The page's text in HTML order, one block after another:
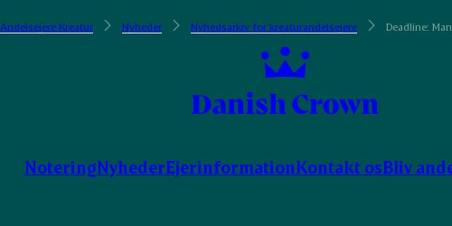
Andelsejere Kreatur Nyheder Nyhedsarkiv for kreaturandelsejere Deadline:
NoteringNyhederEjerinformationKontakt osBliv